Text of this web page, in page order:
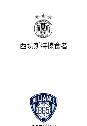
西切斯特掠食者